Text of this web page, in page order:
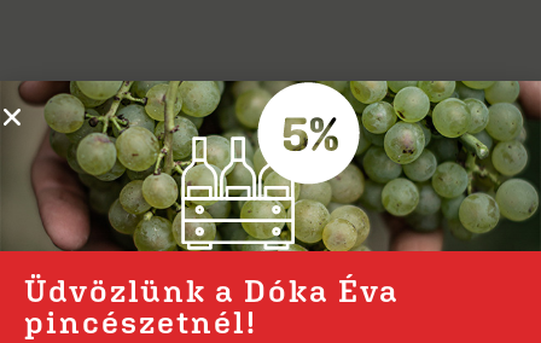
Üdvözlünk a Dóka Éva
pincészetnél!